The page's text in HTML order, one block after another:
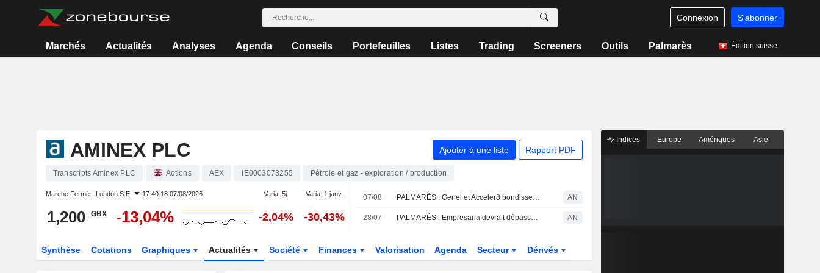
Connexion S'abonner
Marchés Actualités Analyses Agenda Conseils Portefeuilles Listes Trading Screeners Outils Palmarès Édition suisse
AMINEX PLC Ajouter à une liste Rapport PDF
Transcripts Aminex PLC Actions AEX IE0003073255 Pétrole et gaz - exploration / production
Marché Fermé - London S.E. 17:40:18 07/08/2026 Varia. 5j. Varia. 1 janv.
1,200 GBX -13,04% -2,04% -30,43%
07/08 PALMARÈS : Genel et Acceler8 bondissent sur des offres de rachat AN
28/07 PALMARÈS : Empresaria devrait dépasser les prévisions ; AB Dynamics plonge AN
Synthèse Cotations Graphiques Actualités Société Finances Valorisation Agenda Secteur Dérivés
Indices Europe Amériques Asie